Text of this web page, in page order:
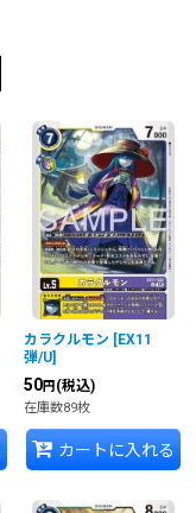
カラクルモン [EX11
弾/U]
50円 (税込)
在庫数89枚
カートに入れる